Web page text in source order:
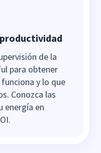
de la
para obtener
y lo que
Conozca las
energía en